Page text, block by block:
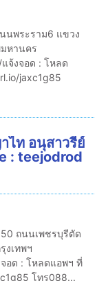
นพระราม6 แขวง
มหานคร
จ้งจอด : โหลด
jaxc1g85
ไท อนุสาวรีย์
: teejodrod
ถนนเพชรบุรีตัด
งเทพฯ
อด : โหลดแอพฯ ที่
โทร088...